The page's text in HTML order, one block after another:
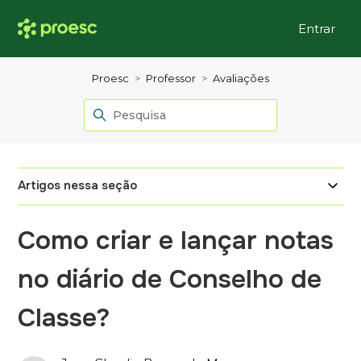
Entrar
Proesc Professor Avaliações
Artigos nessa seção
Como criar e lançar notas
no diário de Conselho de
Classe?